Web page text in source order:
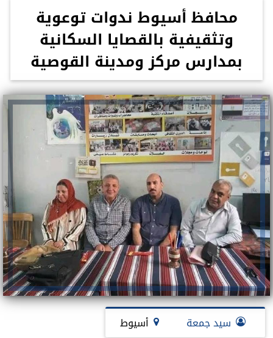
محافظ أسيوط ندوات توعوية
وتثقيفية بالقصايا السكانية
بمدارس مركز ومدينة القوصية
سيد جمعة أسيوط